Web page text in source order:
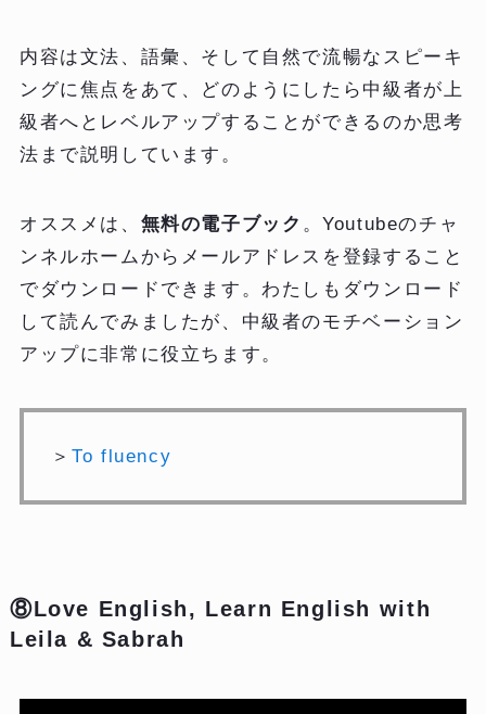
内容は文法、語彙、そして自然で流暢なスピーキ
ングに焦点をあて、どのようにしたら中級者が上
級者へとレベルアップすることができるのか思考
法まで説明しています。
オススメは、 無料の電子ブック 。Youtubeのチャ
ンネルホームからメールアドレスを登録すること
でダウンロードできます。わたしもダウンロード
して読んでみましたが、中級者のモチベーション
アップに非常に役立ちます。
＞To fluency
⑧Love English, Learn English with
Leila & Sabrah